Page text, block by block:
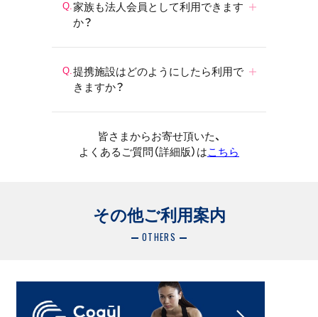
家族も法人会員として利用できます
か？
提携施設はどのようにしたら利用で
きますか？
皆さまからお寄せ頂いた、
よくあるご質問（詳細版）はこちら
その他ご利用案内
OTHERS